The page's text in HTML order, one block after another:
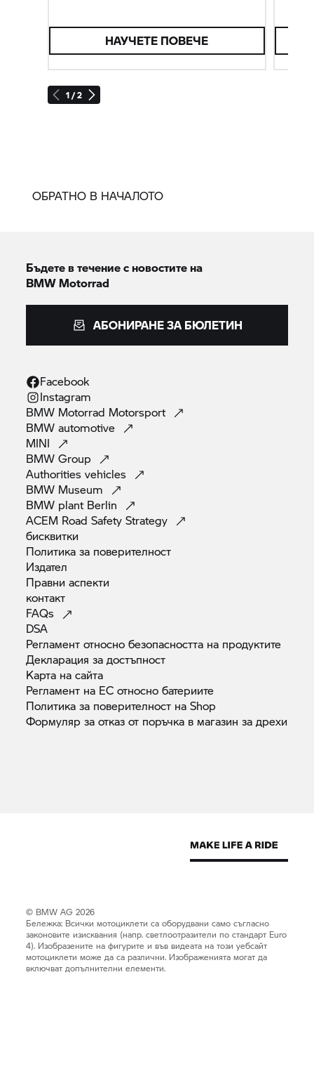
1 / 2
НАУЧЕТЕ ПОВЕЧЕ
ОБРАТНО В НАЧАЛОТО
Бъдете в течение с новостите на
BMW Motorrad
АБОНИРАНЕ ЗА БЮЛЕТИН
Facebook
Instagram
BMW Motorrad Motorsport
BMWautomotive
MINI
BMWGroup
Authoritiesvehicles
BMW Museum
BMW plant Berlin
ACEM Road SafetyStrategy
бисквитки
Политика за поверителност
Издател
Правниаспекти
контакт
FAQs
DSA
Регламент относно безопасността на продуктите
Декларация задостъпност
Карта насайта
Регламент на ЕС относнобатериите
Политика за поверителност наShop
Формуляр за отказ от поръчка в магазин задрехи
© BMW AG 2026
Бележка: Всички мотоциклети са оборудвани само съгласно
законовите изисквания (напр. светлоотразители по стандарт Euro
4). Изобразените на фигурите и във видеата на този уебсайт
мотоциклети може да са различни. Изображенията могат да
включват допълнителни елементи.